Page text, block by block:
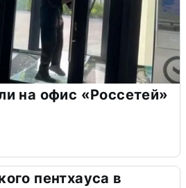
на офис «Россетей»
пентхауса в